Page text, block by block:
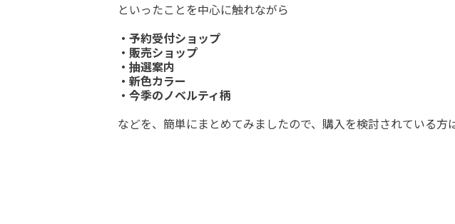
といったことを中心に触れながら
・予約受付ショップ
・販売ショップ
・抽選案内
・新色カラー
・今季のノベルティ柄
などを、簡単にまとめてみましたので、購入を検討されている方